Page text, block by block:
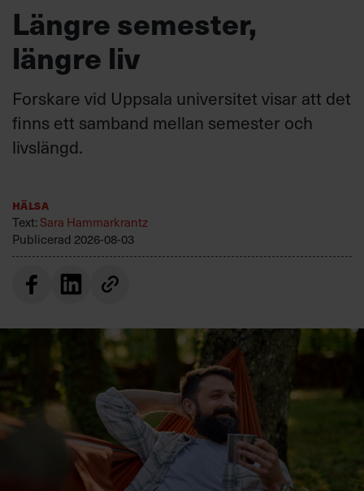
Längre semester,
längre liv
Forskare vid Uppsala universitet visar att det
finns ett samband mellan semester och
livslängd.
Hälsa
Text: Sara Hammarkrantz
Publicerad 2026-08-03